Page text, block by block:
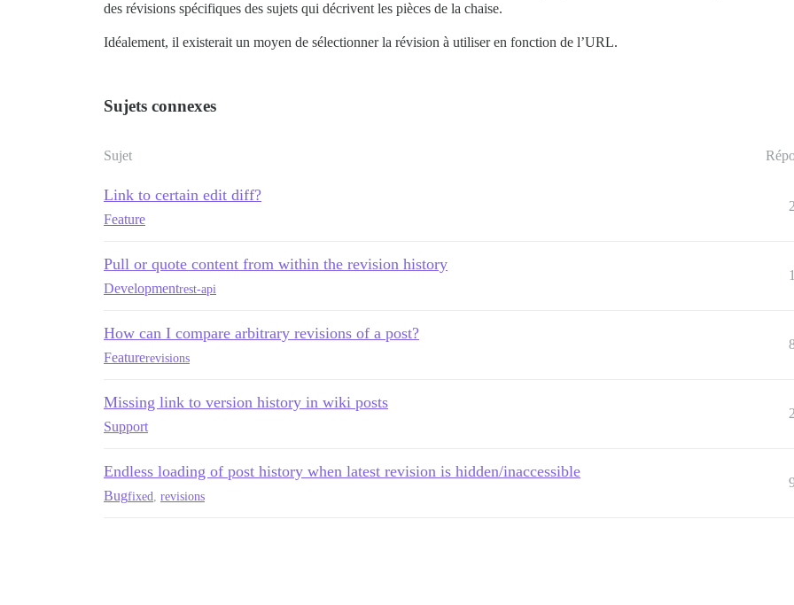
des révisions spécifiques des sujets qui décrivent les pièces de la chaise.
Idéalement, il existerait un moyen de sélectionner la révision à utiliser en fonction de l’URL.
Sujets connexes
Sujet
Link to certain edit diff?
Feature
2
Pull or quote content from within the revision history
Developmentrest-api
1
How can I compare arbitrary revisions of a post?
Featurerevisions
Missing link to version history in wiki posts
Support
2
Endless loading of post history when latest revision is hidden/inaccessible
Bugfixed revisions